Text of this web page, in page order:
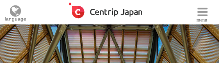
menu
language